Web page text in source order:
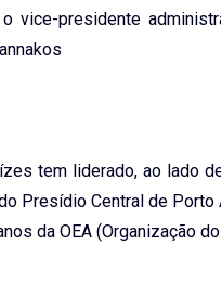
vice-presidente
tem liderado, ao lado
Presídio Central de
da OEA (Organização